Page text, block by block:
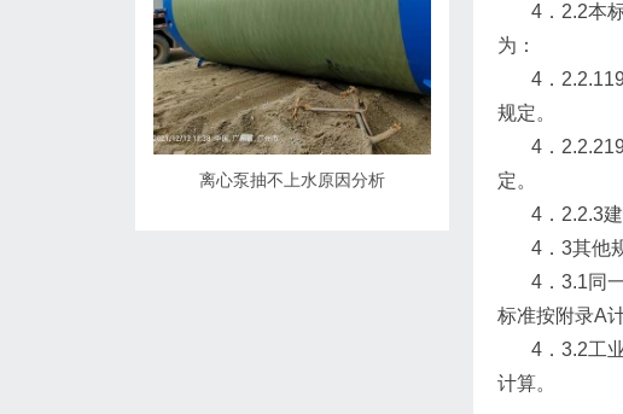
4．2.2本标
为：
4．
规定。
4．
定。
4．2.2.3建
4．3其他
4．3.1同一
标准按附录A计
4．3.2工业
计算。
离心泵抽不上水原因分析